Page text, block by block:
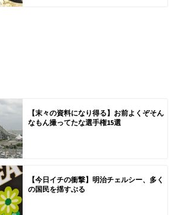
【末々の資料になり得る】お前よくぞそん
なもん撮ってたな選手権15選
【今日イチの衝撃】明治チェルシー、多く
の国民を揺すぶる